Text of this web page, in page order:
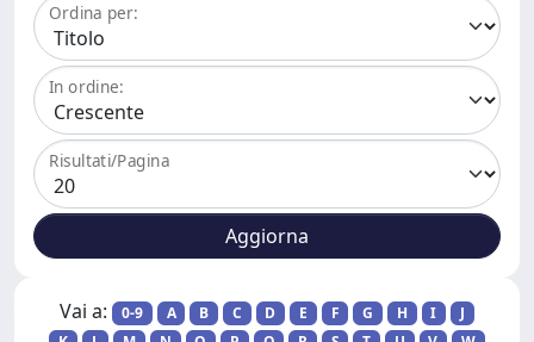
Ordina per:
In ordine:
Risultati/Pagina
Vai a: 0-9 A B C D E F G H I
J